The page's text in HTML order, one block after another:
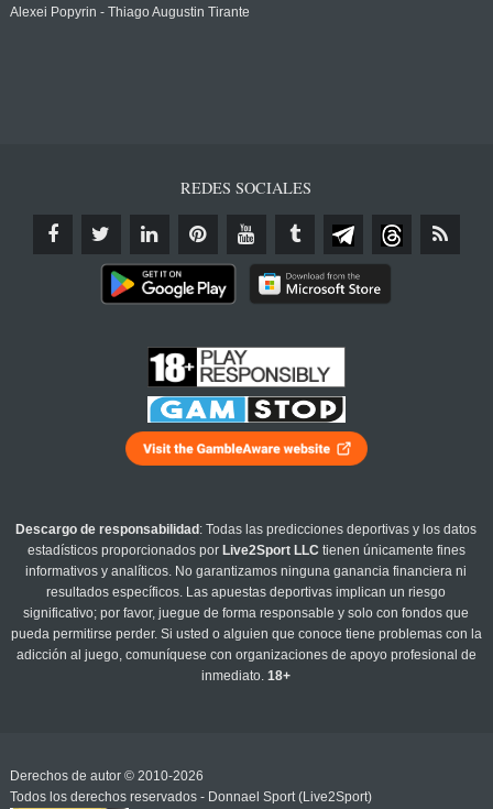
Alexei Popyrin - Thiago Augustin Tirante
REDES SOCIALES
Descargo de responsabilidad : Todas las predicciones deportivas y los datos
estadísticos proporcionados por Live2Sport LLC tienen únicamente fines
informativos y analíticos. No garantizamos ninguna ganancia financiera ni
resultados específicos. Las apuestas deportivas implican un riesgo
significativo; por favor, juegue de forma responsable y solo con fondos que
pueda permitirse perder. Si usted o alguien que conoce tiene problemas con la
adicción al juego, comuníquese con organizaciones de apoyo profesional de
inmediato.18+
Derechos de autor © 2010-2026
Todos los derechos reservados - Donnael Sport (Live2Sport)